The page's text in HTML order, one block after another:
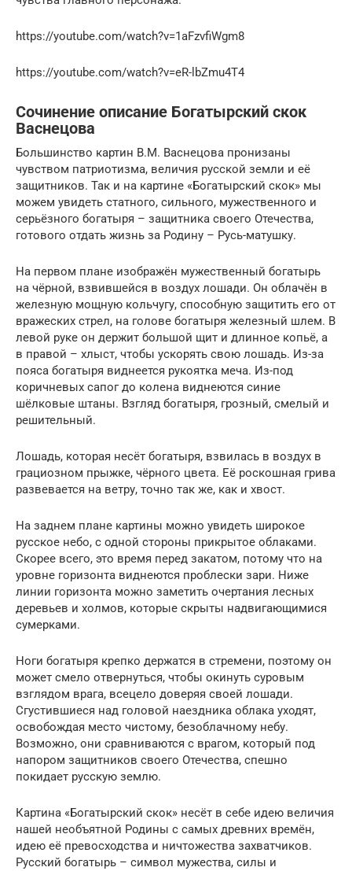
https://youtube.com/watch?v=1aFzvfiWgm8
https://youtube.com/watch?v=eR-lbZmu4T4
Сочинение описание Богатырский скок
Васнецова
Большинство картин В.М. Васнецова пронизаны
чувством патриотизма, величия русской земли и её
защитников. Так и на картине «Богатырский скок» мы
можем увидеть статного, сильного, мужественного и
серьёзного богатыря – защитника своего Отечества,
готового отдать жизнь за Родину – Русь-матушку.
На первом плане изображён мужественный богатырь
на чёрной, взвившейся в воздух лошади. Он облачён в
железную мощную кольчугу, способную защитить его от
вражеских стрел, на голове богатыря железный шлем. В
левой руке он держит большой щит и длинное копьё, а
в правой – хлыст, чтобы ускорять свою лошадь. Из-за
пояса богатыря виднеется рукоятка меча. Из-под
коричневых сапог до колена виднеются синие
шёлковые штаны. Взгляд богатыря, грозный, смелый и
решительный.
Лошадь, которая несёт богатыря, взвилась в воздух в
грациозном прыжке, чёрного цвета. Её роскошная грива
развевается на ветру, точно так же, как и хвост.
На заднем плане картины можно увидеть широкое
русское небо, с одной стороны прикрытое облаками.
Скорее всего, это время перед закатом, потому что на
уровне горизонта виднеются проблески зари. Ниже
линии горизонта можно заметить очертания лесных
деревьев и холмов, которые скрыты надвигающимися
сумерками.
Ноги богатыря крепко держатся в стремени, поэтому он
может смело отвернуться, чтобы окинуть суровым
взглядом врага, всецело доверяя своей лошади.
Сгустившиеся над головой наездника облака уходят,
освобождая место чистому, безоблачному небу.
Возможно, они сравниваются с врагом, который под
напором защитников своего Отечества, спешно
покидает русскую землю.
Картина «Богатырский скок» несёт в себе идею величия
нашей необъятной Родины с самых древних времён,
идею её превосходства и ничтожества захватчиков.
Русский богатырь – символ мужества, силы и